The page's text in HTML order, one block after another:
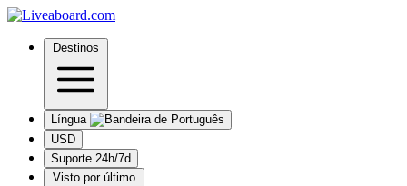
Destinos
Língua
USD
Suporte 24h/7d
Visto por último